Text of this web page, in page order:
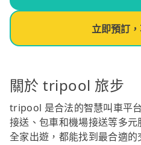
立即預訂
關於 tripool 旅步
tripool 是合法的智慧叫車平
接送、包車和機場接送等多
全家出遊，都能找到最合適的